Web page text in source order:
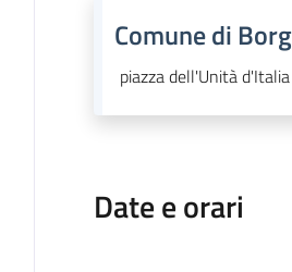
Comune di
piazza dell'Unità
Date e orari